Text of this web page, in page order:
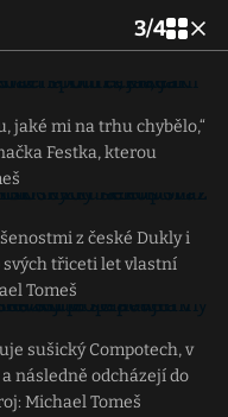
3/4
jaké mi na trhu chybělo,“
Festka, kterou
z české Dukly i
třiceti let vlastní
Tomeš
sušický Compotech, v
následně odcházejí do
Michael Tomeš